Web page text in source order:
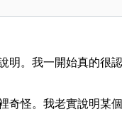
明。我一開始真的很
奇怪。我老實說明某